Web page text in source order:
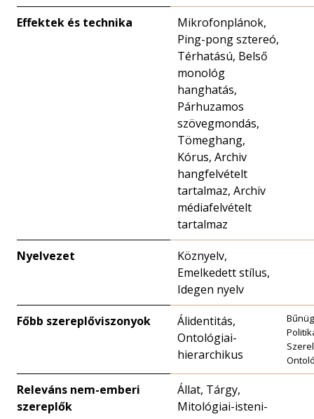
Effektek és technika
Mikrofonplánok,
Ping-pong sztereó,
Térhatású, Belső
monológ
hanghatás,
Párhuzamos
szövegmondás,
Tömeghang,
Kórus, Archiv
hangfelvételt
tartalmaz, Archiv
médiafelvételt
tartalmaz
Nyelvezet
Köznyelv,
Emelkedett stílus,
Idegen nyelv
Főbb szereplőviszonyok
Álidentitás,
Ontológiai-
hierarchikus
Releváns nem-emberi
szereplők
Állat, Tárgy,
Mitológiai-isteni-